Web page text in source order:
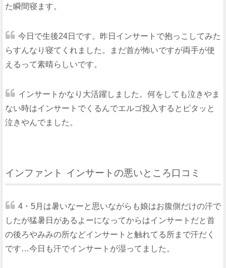
た瞬間寝ます。
今日で生後24日です。昨日インサートで抱っこしてみた
らすんなり寝てくれました。まだ首が怖いですが両手が使
えるって素晴らしいです。
インサートかなり大活躍しました。何をしても泣きやま
ない時はインサートでくるんでエルゴ投入するとピタッと
泣きやんでました。
インファント インサートの悪いところ口コミ
4・5月は暑いなーと思いながらも娘はお腹側だけの汗で
したが猛暑日があるよーになってからはインサートだと首
の後ろやみみの所などインサートと触れてる所まで汗だく
です…今日も汗でインサートが湿ってました。